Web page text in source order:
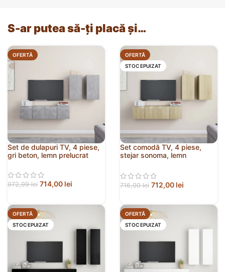
S-ar putea să-ți placă și…
OFERTĂ
Set de dulapuri TV, 4 piese,
gri beton, lemn prelucrat
972,99lei 714,00 lei
OFERTĂ
STOC EPUIZAT
Set comodă TV, 4 piese,
stejar sonoma, lemn
716,00lei 712,00 lei
OFERTĂ
STOC EPUIZAT
OFERTĂ
STOC EPUIZAT